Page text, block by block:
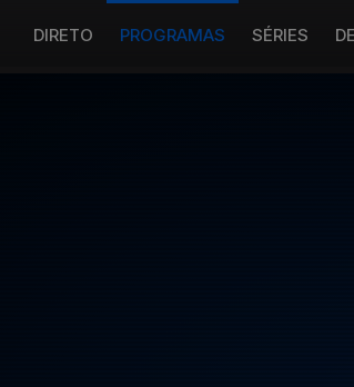
DIRETO PROGRAMAS SÉRIES